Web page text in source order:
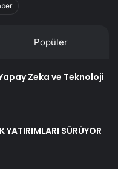
Popüler
Zeka ve Teknoloji
YATIRIMLARI SÜRÜYOR